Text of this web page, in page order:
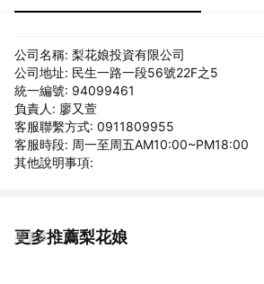
公司名稱: 梨花娘投資有限公司
公司地址: 民生一路一段56號22F之5
統一編號: 94099461
負責人: 廖又萱
客服聯繫方式: 0911809955
客服時段: 周一至周五AM10:00~PM18:00
其他說明事項:
更多推薦梨花娘
看更多